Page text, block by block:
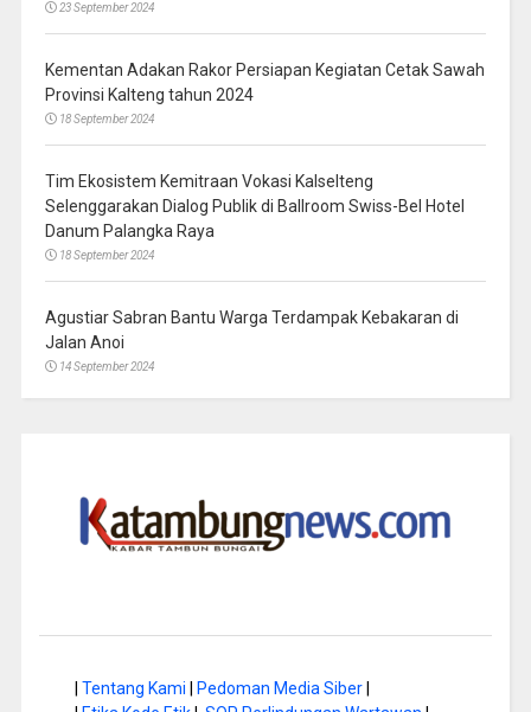
23 September 2024
Kementan Adakan Rakor Persiapan Kegiatan Cetak Sawah
Provinsi Kalteng tahun 2024
18 September 2024
Tim Ekosistem Kemitraan Vokasi Kalselteng
Selenggarakan Dialog Publik di Ballroom Swiss-Bel Hotel
Danum Palangka Raya
18 September 2024
Agustiar Sabran Bantu Warga Terdampak Kebakaran di
Jalan Anoi
14 September 2024
Tentang Kami Pedoman Media Siber|